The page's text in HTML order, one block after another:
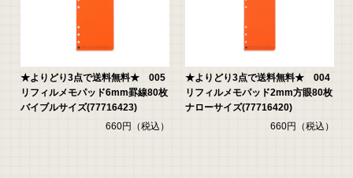
★よりどり3点で送料無料★ 005
リフィルメモパッド6mm罫線80枚
バイブルサイズ(77716423)
660円（税込）
★よりどり3点で送料無料★ 004
リフィルメモパッド2mm方眼80枚
ナローサイズ(77716420)
660円（税込）